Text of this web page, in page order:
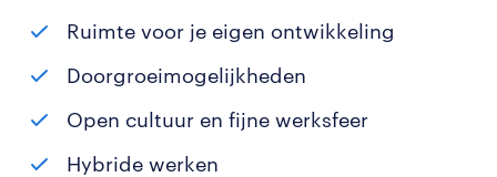
Ruimte voor je eigen ontwikkeling
Doorgroeimogelijkheden
Open cultuur en fijne werksfeer
Hybride werken